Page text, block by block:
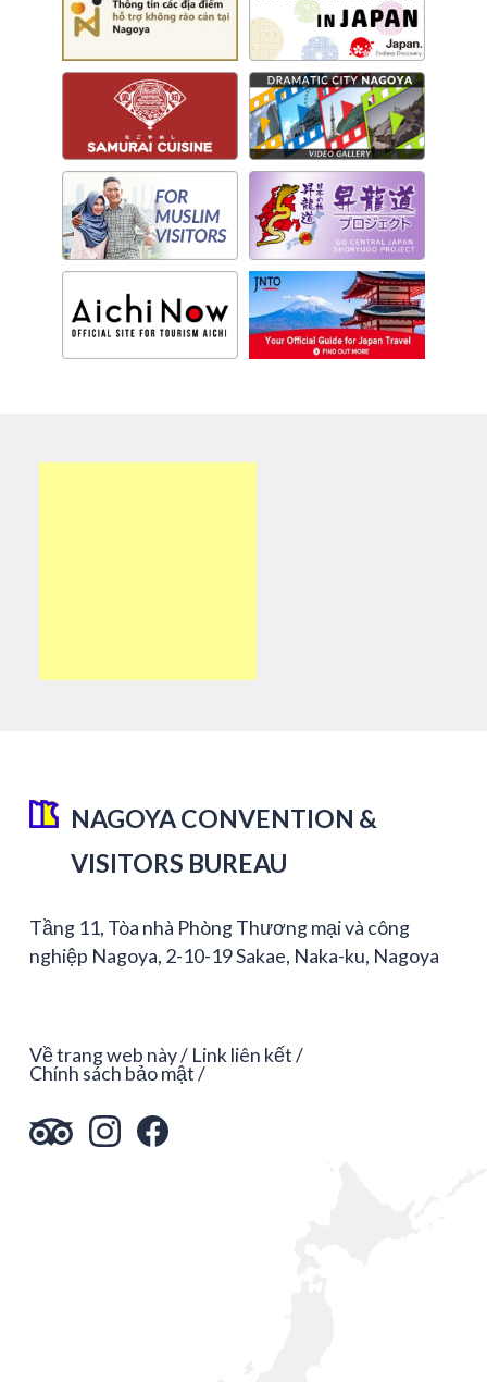
NAGOYA CONVENTION &
VISITORS BUREAU
Tầng 11, Tòa nhà Phòng Thương mại và công
nghiệp Nagoya, 2-10-19 Sakae, Naka-ku, Nagoya
Về trang web này Link liên kết
Chính sách bảo mật